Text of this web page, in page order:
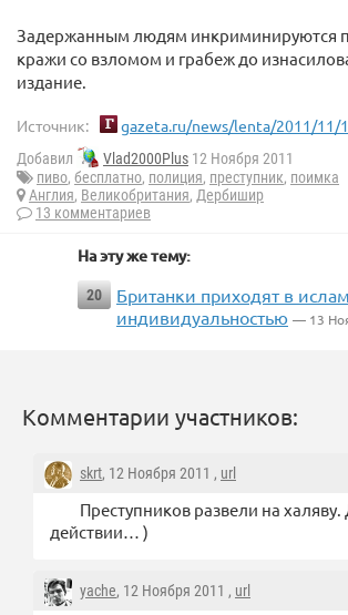
Задержанным людям инкриминируются
кражи со взломом и грабеж до
издание.
Источник: gazeta.ru/news/lenta/2011/11/
Добавил Vlad2000Plus 12 Ноября 2011
пиво, бесплатно, полиция, преступник, поимка
Англия, Великобритания, Дербишир
13 комментариев
На эту же тему:
20
Британки приходят в
индивидуальностью — 13
Комментарии участников:
skrt, 12 Ноября 2011 , url
Преступников развели на
действии… )
yache, 12 Ноября 2011 , url